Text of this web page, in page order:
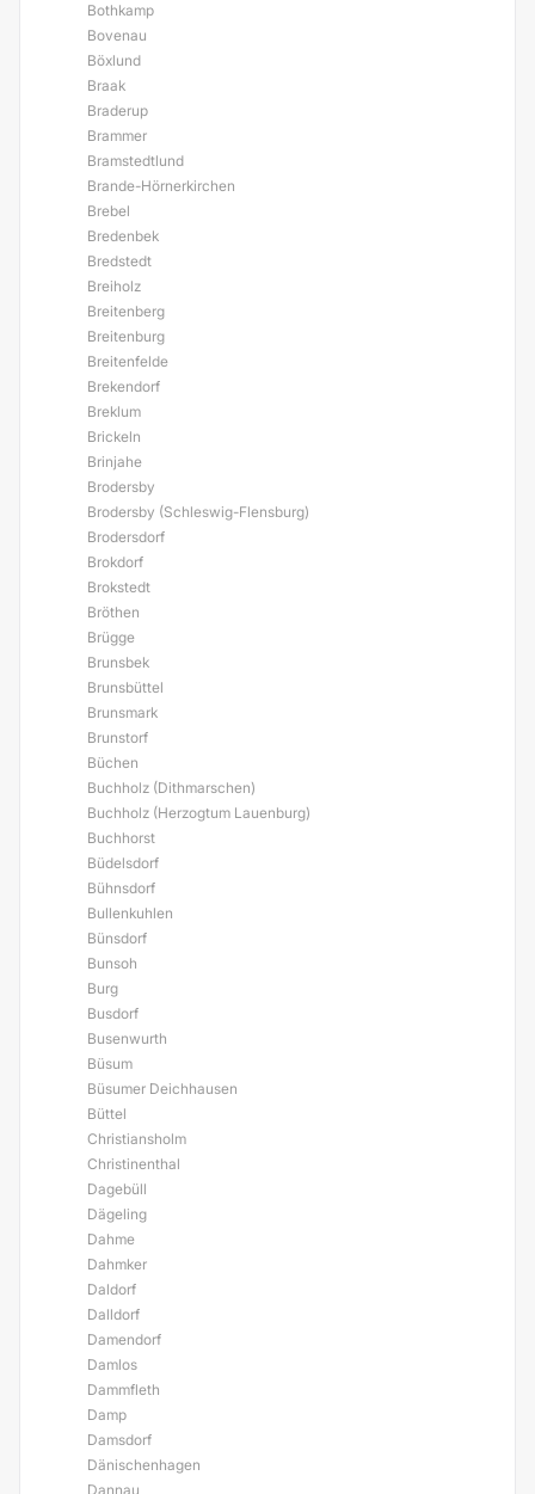
Bothkamp
Bovenau
Böxlund
Braak
Braderup
Brammer
Bramstedtlund
Brande-Hörnerkirchen
Brebel
Bredenbek
Bredstedt
Breiholz
Breitenberg
Breitenburg
Breitenfelde
Brekendorf
Breklum
Brickeln
Brinjahe
Brodersby
Brodersby (Schleswig-Flensburg)
Brodersdorf
Brokdorf
Brokstedt
Bröthen
Brügge
Brunsbek
Brunsbüttel
Brunsmark
Brunstorf
Büchen
Buchholz (Dithmarschen)
Buchholz (Herzogtum Lauenburg)
Buchhorst
Büdelsdorf
Bühnsdorf
Bullenkuhlen
Bünsdorf
Bunsoh
Burg
Busdorf
Busenwurth
Büsum
Büsumer Deichhausen
Büttel
Christiansholm
Christinenthal
Dagebüll
Dägeling
Dahme
Dahmker
Daldorf
Dalldorf
Damendorf
Damlos
Dammfleth
Damp
Damsdorf
Dänischenhagen
Dannau